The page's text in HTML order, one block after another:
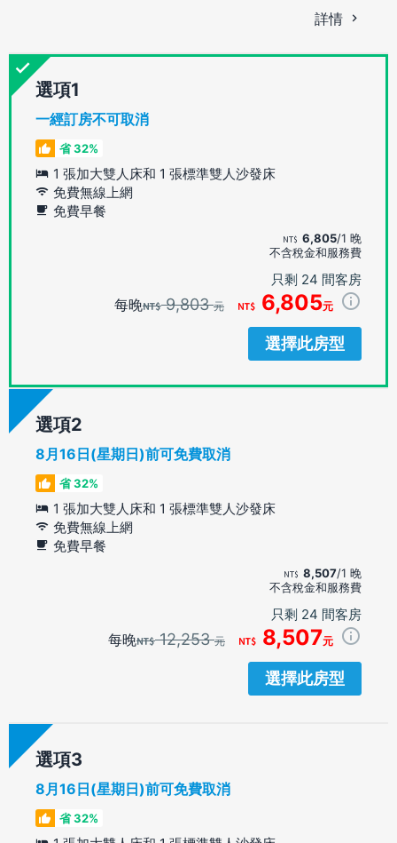
詳情
選項
一經訂房不可取消
省 32%
1 張加大雙人床和 1 張標準雙人沙發床
免費無線上網
免費早餐
6,805/1 晚
不含稅金和服務費
只剩 24 間客房
每晚 9,803元 6,805元
選擇此房型
選項
8月16日(星期日)前可免費取消
省 32%
1 張加大雙人床和 1 張標準雙人沙發床
免費無線上網
免費早餐
8,507/1 晚
不含稅金和服務費
只剩 24 間客房
每晚 12,253元 8,507元
選擇此房型
選項
8月16日(星期日)前可免費取消
省 32%